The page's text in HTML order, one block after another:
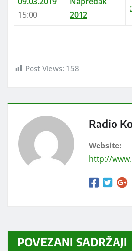
15:00
2012
:
Post Views: 158
Radio
Website:
http://
POVEZANI SADRŽAJI